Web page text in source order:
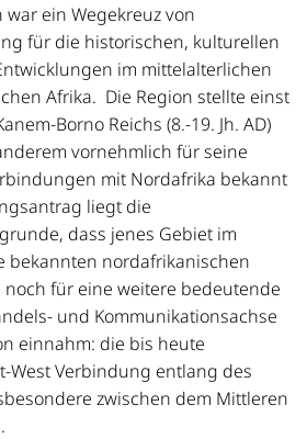
ein Wegekreuz von
für die historischen, kulturellen
im mittelalterlichen
Afrika. Die Region stellte einst
Borno Reichs (8.-19. Jh. AD)
vornehmlich für seine
mit Nordafrika bekannt
liegt die
dass jenes Gebiet im
bekannten nordafrikanischen
für eine weitere bedeutende
und Kommunikationsachse
einnahm: die bis heute
West Verbindung entlang des
zwischen dem Mittleren